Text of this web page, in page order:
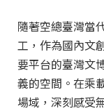
隨著空總臺灣當
工，作為國內文
要平台的臺灣文
義的空間。在乘
場域，深刻感受